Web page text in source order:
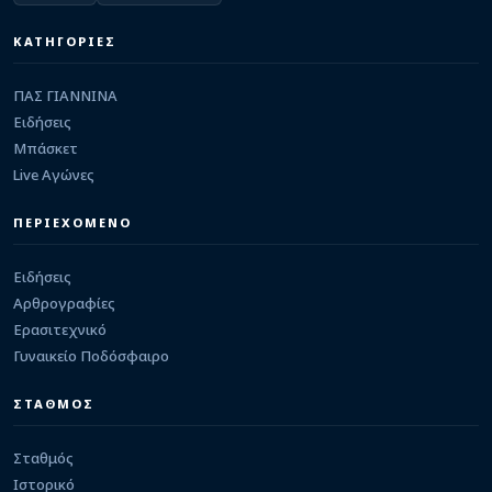
Προφορική συμφωνία του ΠΑΣ Γιάννινα με τον
GBL
Σπουδαία μεταγραφή με Γιάννη Αγραβάνη για
των Ιωαννίνων μεταξύ ΠΑΣ ΓΙΑΝΝΙΝΑ WBC και
IBC
ΚΑΤΗΓΟΡΙΕΣ
ΠΑΣ ΓΙΑΝΝΙΝΑ
Ειδήσεις
Μπάσκετ
Live Αγώνες
ΠΕΡΙΕΧΟΜΕΝΟ
Ειδήσεις
Αρθρογραφίες
Ερασιτεχνικό
Γυναικείο Ποδόσφαιρο
ΣΤΑΘΜΟΣ
Σταθμός
Ιστορικό